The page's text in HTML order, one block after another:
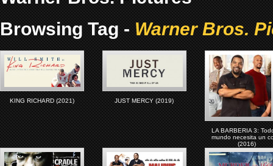
Browsing Tag -Warner Bros.
KING RICHARD (2021) JUST MERCY (2019)
LA BARBERIA 3:
mundo necesita un
(2016)